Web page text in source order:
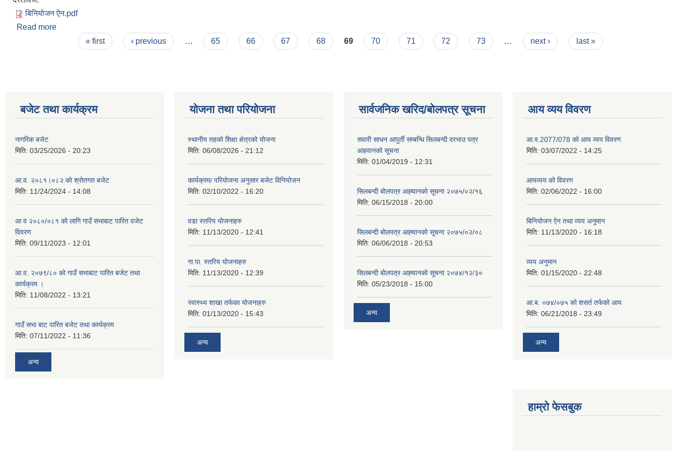
बिनियोजन ऐन.pdf
Read more
« first ‹ previous … 65 66 67 68 69 70 71 72 73 … next › last »
बजेट तथा कार्यक्रम
नागरिक बजेट
मिति: 03/25/2026 - 20:23
आ.व. २०८१।०८२ को श्रोतगत बजेट
मिति: 11/24/2024 - 14:08
आ व २०८०/०८१ को लागि गाउँ सभाबाट पारित वजेट
विवरण
मिति: 09/11/2023 - 12:01
आ.व. २०७९/८० को गाउँ सभाबाट पारित बजेट तथा
कार्यक्रम ।
मिति: 11/08/2022 - 13:21
गाउँ सभा बाट पारित बजेट तथा कार्यक्रम
मिति: 07/11/2022 - 11:36
अन्य
योजना तथा परियोजना
स्थानीय तहको शिक्षा क्षेत्रको योजना
मिति: 06/08/2026 - 21:12
कार्यक्रम/ परियोजना अनुसार बजेट विनियोजन
मिति: 02/10/2022 - 16:20
वडा स्तरिय योजनाहरु
मिति: 11/13/2020 - 12:41
गा.पा. स्तरिय योजनाहरु
मिति: 11/13/2020 - 12:39
स्वास्थ्य शाखा तर्फका योजनाहरु
मिति: 01/13/2020 - 15:43
अन्य
सार्वजनिक खरिद/बोलपत्र सूचना
सवारी साधन आपुर्ती सम्बन्धि सिलबन्दी दरभाउ पत्र
आहवानको सूचना
मिति: 01/04/2019 - 12:31
सिलबन्दी बोलपत्र आह्‍वानको सूचना २०७५/०२/१६
मिति: 06/15/2018 - 20:00
सिलबन्दी बोलपत्र आह्‍वानको सूचना २०७५/०२/०८
मिति: 06/06/2018 - 20:53
सिलबन्दी बोलपत्र आह्‍वानको सूचना २०७४/१२/३०
मिति: 05/23/2018 - 15:00
अन्य
आय व्यय विवरण
आ.व.2077/078 को आय व्यय विवरण
मिति: 03/07/2022 - 14:25
आयव्यय को विवरण
मिति: 02/06/2022 - 16:00
बिनियोजन ऐन तथा व्यय अनुमान
मिति: 11/13/2020 - 16:18
व्यय अनुमान
मिति: 01/15/2020 - 22:48
आ.ब. ०७४/०७५ को शसर्त तर्फको आय
मिति: 06/21/2018 - 23:49
अन्य
हाम्रो फेसबुक